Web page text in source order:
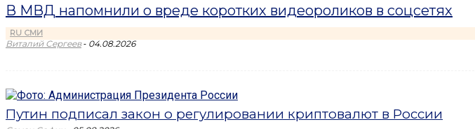
В МВД напомнили о вреде коротких видеороликов в соцсетях
RU СМИ
Виталий Сергеев - 04.08.2026
Путин подписал закон о регулировании криптовалют в России